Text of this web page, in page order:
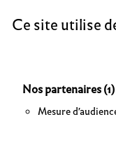
Ce site utilise
Nos partenaires(1)
Mesure
pour
s’inscrit